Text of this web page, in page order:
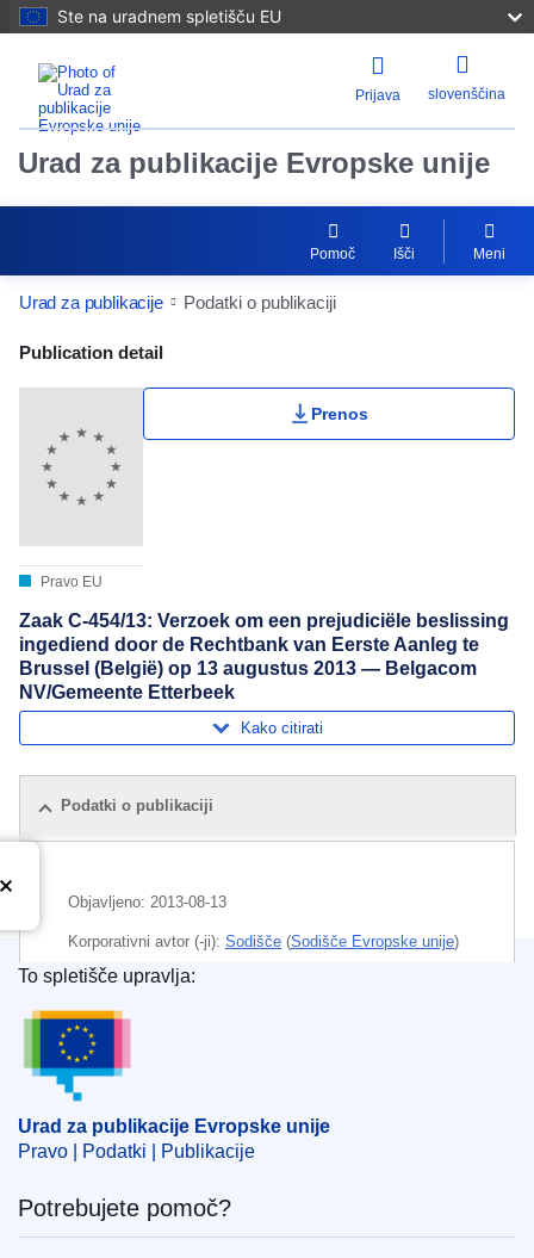
Ste na uradnem spletišču EU
Prijava slovenščina
Urad za publikacije Evropske unije
Pomoč Išči Meni
Urad za publikacije Podatki o publikaciji
Publication Detail Actions Portlet
Publication detail
Pravo EU
Prenos
Zaak C-454/13: Verzoek om een prejudiciële beslissing
ingediend door de Rechtbank van Eerste Aanleg te
Brussel (België) op 13 augustus 2013 — Belgacom
NV/Gemeente Etterbeek
Kako citirati
Podatki o publikaciji
Objavljeno: 2013-08-13
Korporativni avtor (-ji): Sodišče (Sodišče Evropske unije)
pravo,prenosno omrežje
CELEX : 62013CN0454
OJ : JOC_2013_313_R_0013_01
Urad za publikacije Evropske unije
To spletišče upravlja:
Urad za publikacije Evropske unije
Pravo | Podatki | Publikacije
Potrebujete pomoč?